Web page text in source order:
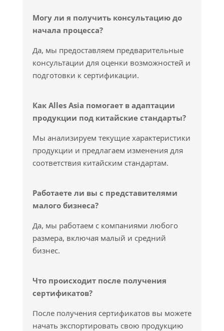
Могу ли я получить консультацию до
начала процесса?
Да, мы предоставляем предварительные
консультации для оценки возможностей и
подготовки к сертификации.
Как Alles Asia помогает в адаптации
продукции под китайские стандарты?
Мы анализируем текущие характеристики
продукции и предлагаем изменения для
соответствия китайским стандартам.
Работаете ли вы с представителями
малого бизнеса?
Да, мы работаем с компаниями любого
размера, включая малый и средний
бизнес.
Что происходит после получения
сертификатов?
После получения сертификатов вы можете
начать экспортировать свою продукцию